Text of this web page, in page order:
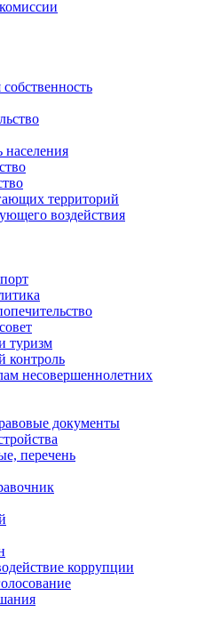
населения
территорий
воздействия
туризм
контроль
несовершеннолетних
документы
перечень
коррупции